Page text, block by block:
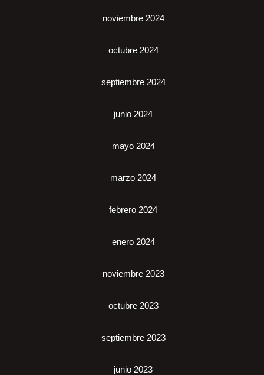
noviembre 2024
octubre 2024
septiembre 2024
junio 2024
mayo 2024
marzo 2024
febrero 2024
enero 2024
noviembre 2023
octubre 2023
septiembre 2023
junio 2023